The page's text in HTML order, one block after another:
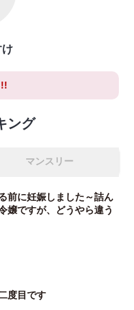
け
ング
マンスリー
前に妊娠しました～詰ん
嬢ですが、どうやら違う
度目です